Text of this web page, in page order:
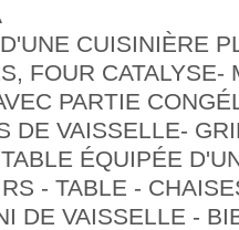
CUISINIÈRE
FOUR CATALYSE-
PARTIE
DE VAISSELLE-
ÉQUIPÉE
- TABLE -
DE VAISSELLE -